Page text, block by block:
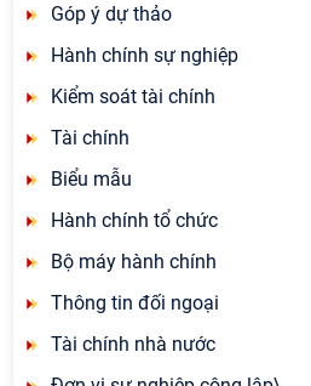
Góp ý dự thảo
Hành chính sự nghiệp
Kiểm soát tài chính
Tài chính
Biểu mẫu
Hành chính tổ chức
Bộ máy hành chính
Thông tin đối ngoại
Tài chính nhà nước